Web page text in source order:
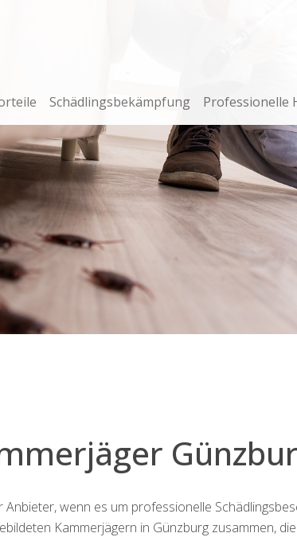
Schädlingsbekämpfung Professionelle
wenn es um professionelle
Kammerjägern in Günzburg zusammen,